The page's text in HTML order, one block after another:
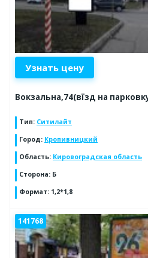
Узнать цену
Вокзальна,74(вїзд на
Тип: Ситилайт
Город: Кропивницкий
Область: Кировоградская область
Сторона: Б
Формат: 1,2*1,8
141768